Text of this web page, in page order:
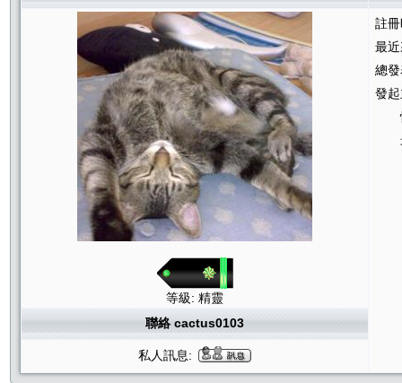
等級: 精靈
註
最
總
發
聯絡 cactus0103
私人訊息: